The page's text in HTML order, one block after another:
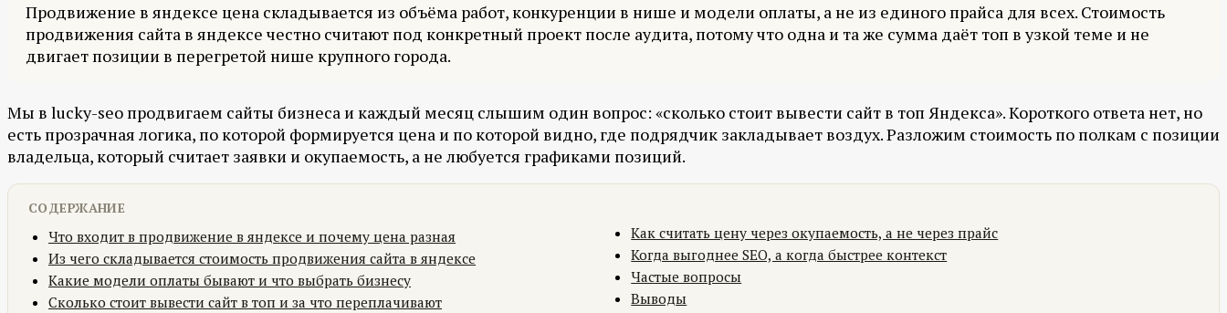
Продвижение в яндексе цена складывается из объёма работ, конкуренции в нише и модели оплаты, а не из единого прайса для всех. Стоимость
продвижения сайта в яндексе честно считают под конкретный проект после аудита, потому что одна и та же сумма даёт топ в узкой теме и не
двигает позиции в перегретой нише крупного города.
Мы в lucky-seo продвигаем сайты бизнеса и каждый месяц слышим один вопрос: «сколько стоит вывести сайт в топ Яндекса». Короткого ответа нет, но
есть прозрачная логика, по которой формируется цена и по которой видно, где подрядчик закладывает воздух. Разложим стоимость по полкам с позиции
владельца, который считает заявки и окупаемость, а не любуется графиками позиций.
СОДЕРЖАНИЕ
Что входит в продвижение в яндексе и почему цена разная
Из чего складывается стоимость продвижения сайта в яндексе
Какие модели оплаты бывают и что выбрать бизнесу
Сколько стоит вывести сайт в топ и за что переплачивают
Как считать цену через окупаемость, а не через прайс
Когда выгоднее SEO, а когда быстрее контекст
Частые вопросы
Выводы